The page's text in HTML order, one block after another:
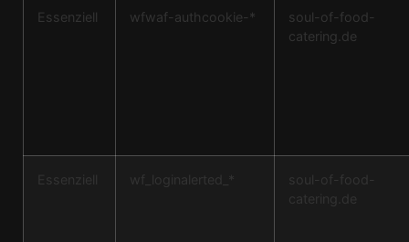
Essenziell wfwaf-authcookie-*
soul-of-food-
catering.de
Essenziell wf_loginalerted_*
soul-of-food-
catering.de